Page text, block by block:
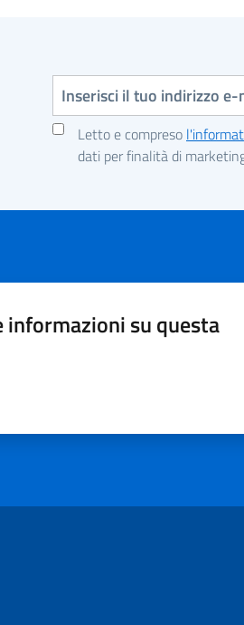
Indirizzo e-mail
Letto e compreso
dati per finalità di
informazioni su questa